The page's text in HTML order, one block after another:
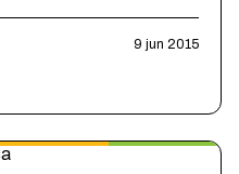
9 jun 2015